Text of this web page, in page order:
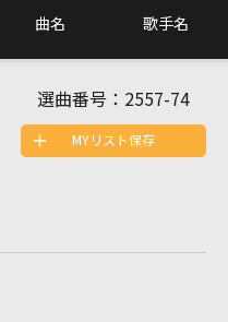
曲名 歌手名
選曲番号： 2557-74
MYリスト保存